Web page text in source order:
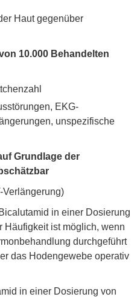
Haut gegenüber
10.000 Behandelten
EKG-
unspezifische
Grundlage der
Verlängerung)
in einer Dosierung
Häufigkeit ist möglich, wenn
durchgeführt
das Hodengewebe operativ
in einer Dosierung von